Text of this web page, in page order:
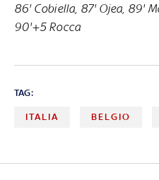
86' Cobiella, 87' Ojea, 89'
90'+5 Rocca
TAG:
ITALIA BELGIO